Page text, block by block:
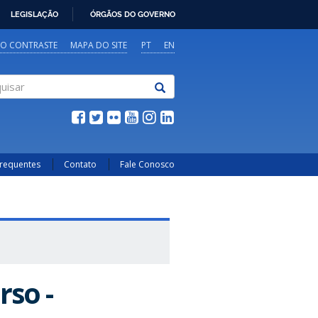
LEGISLAÇÃO ÓRGÃOS DO GOVERNO
PT EN
CONTRASTE MAPA DO SITE
Contato Fale Conosco
-